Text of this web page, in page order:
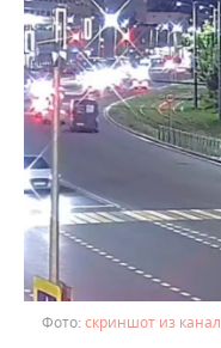
скриншот из